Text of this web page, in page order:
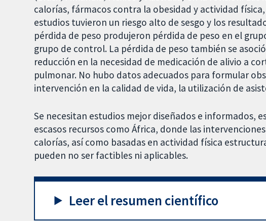
calorías, fármacos contra la obesidad y actividad
estudios tuvieron un riesgo alto de sesgo y los
pérdida de peso produjeron pérdida de peso en el
grupo de control. La pérdida de peso también se
reducción en la necesidad de medicación de alivio a
pulmonar. No hubo datos adecuados para formular
intervención en la calidad de vida, la utilización de
Se necesitan estudios mejor diseñados e informados,
escasos recursos como África, donde las
calorías, así como basadas en actividad física
pueden no ser factibles ni aplicables.
Leer el resumen científico